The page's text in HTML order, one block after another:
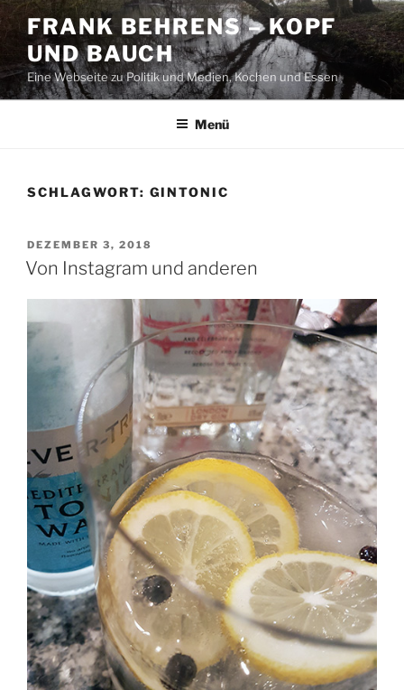
Zum
Inhalt
springen
FRANK BEHRENS – KOPF
UND BAUCH
Eine Webseite zu Politik und Medien, Kochen und Essen
Menü
SCHLAGWORT: GINTONIC
VERÖFFENTLICHT
AM
DEZEMBER 3, 2018
Von Instagram und anderen